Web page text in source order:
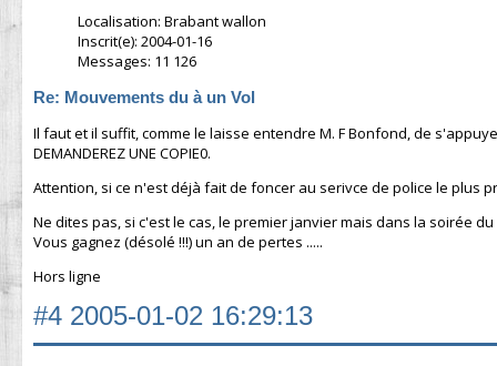
Localisation: Brabant wallon
Inscrit(e): 2004-01-16
Messages: 11 126
Re: Mouvements du à un Vol
Il faut et il suffit, comme le laisse entendre M. F Bonfond, de
DEMANDEREZ UNE COPIE0.
Attention, si ce n'est déjà fait de foncer au serivce de police le plus
Ne dites pas, si c'est le cas, le premier janvier mais dans la soirée du
Vous gagnez (désolé !!!) un an de pertes .....
Hors ligne
#4 2005-01-02 16:29:13